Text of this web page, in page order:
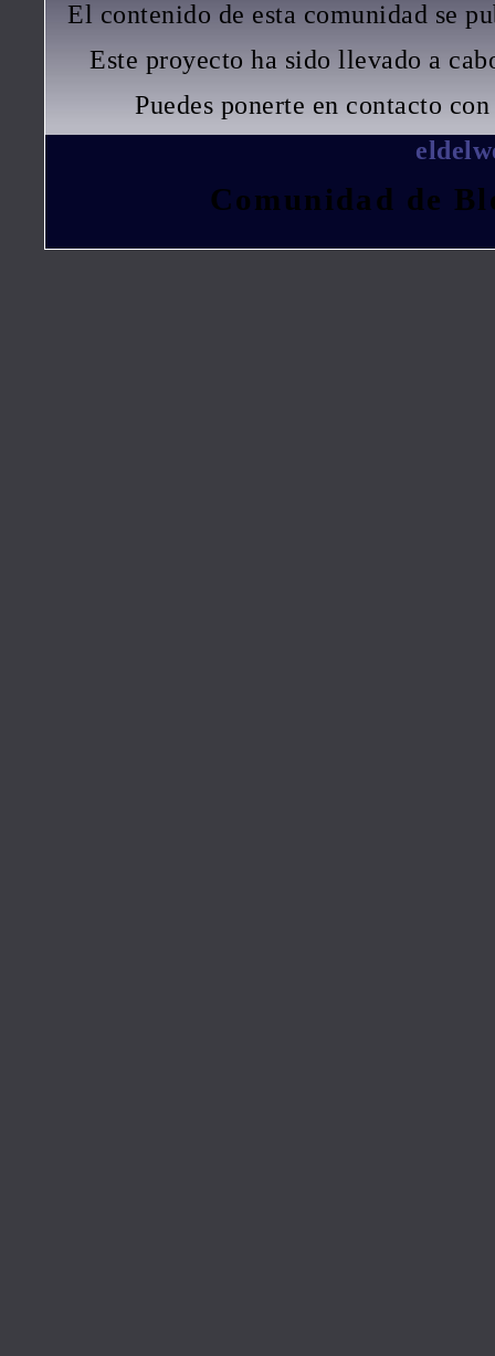
El contenido de esta comunidad se
Este proyecto ha sido llevado a
Puedes ponerte en contacto
Comunidad de